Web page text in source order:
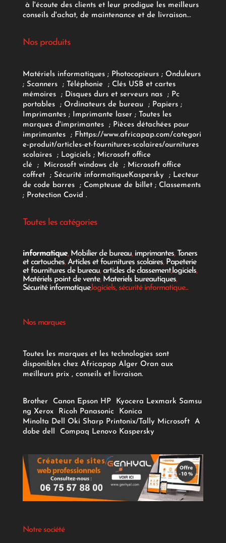
à l'écoute des clients et leur prodigue les meilleurs
conseils d'achat, de maintenance et de livraison...
Nos produits
Matériels informatiques; Photocopieurs; Onduleurs
; Scanners ; Téléphonie ; Clés USB et cartes
mémoires
; Disques durs et serveurs nas ; Pc
portables
; Ordinateurs de bureau ; Papiers;
Imprimantes;Imprimante laser; Toutes les
marques d'imprimantes
; Pièces détachées pour
imprimantes
; Fhttps://www.africapap.com/categori
e-produit/articles-et-fournitures-scolaires/ournitures
scolaires; Logiciels ; Microsoft office
clé
; Microsoft windows clé; Microsoft office
coffret ; Sécurité informatiqueKaspersky ; Lecteur
de code barres
; Compteuse de billet; Classements
; Protection Covid .
Toutes les catégories
informatique, Mobilier de bureau, imprimantes, Toners
et cartouches,Articles et fournitures scolaires, Papeterie
et fournitures de bureau,articles de classement,logiciels,
Matériels point de vente, Materiels bureautiques,
Sécurité informatique,logiciels, sécurité informatique...
Nos marques
Toutes les marques et les technologies sont
disponibles chez Africapap Alger Oran aux
meilleurs prix , conseils et livraison.
Brother Canon Epson HP Kyocera Lexmark Samsu
ng Xerox Ricoh Panasonic
Konica
Minolta Dell Oki Sharp Printonix/Tally Microsoft
A
dobe dell Compaq Lenovo Kaspersky
Notre société